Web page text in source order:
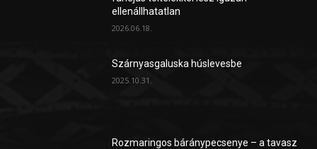
ellenállhatatlan
2026.06.18.
Szárnyasgaluska húslevesbe
2025.10.31.
Rozmaringos báránypecsenye – a tavasz